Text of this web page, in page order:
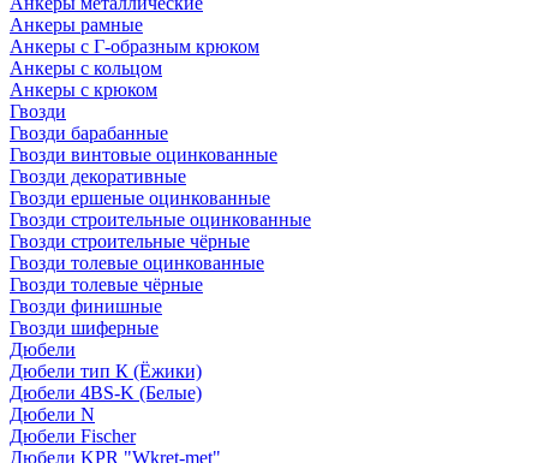
Анкеры рамные
Анкеры с Г-образным крюком
Анкеры с кольцом
Анкеры с крюком
Гвозди
Гвозди барабанные
Гвозди винтовые оцинкованные
Гвозди декоративные
Гвозди ершеные оцинкованные
Гвозди строительные оцинкованные
Гвозди строительные чёрные
Гвозди толевые оцинкованные
Гвозди толевые чёрные
Гвозди финишные
Гвозди шиферные
Дюбели
Дюбели тип К (Ёжики)
Дюбели 4BS-K (Белые)
Дюбели N
Дюбели Fischer
Дюбели KPR "Wkret-met"